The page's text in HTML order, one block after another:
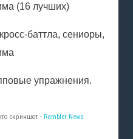
(16 лучших)
баттла, сениоры,
упражнения.
скриншот - Rambler News